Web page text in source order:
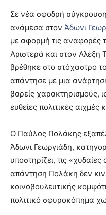
Σε νέα σφοδρή
ανάμεσα στον Άδωνι
με αφορμή τις αναφορές
Αριστερά και στον Αλέξη
βρέθηκε στο στόχαστρο
απάντησε με μια
βαρείς χαρακτηρισμούς,
ευθείες πολιτικές
Ο Παύλος Πολάκης
Άδωνι Γεωργιάδη,
υποστηρίζει, τις
απάντηση Πολάκη δεν
κοινοβουλευτικής
πολιτικό σφυροκόπημα